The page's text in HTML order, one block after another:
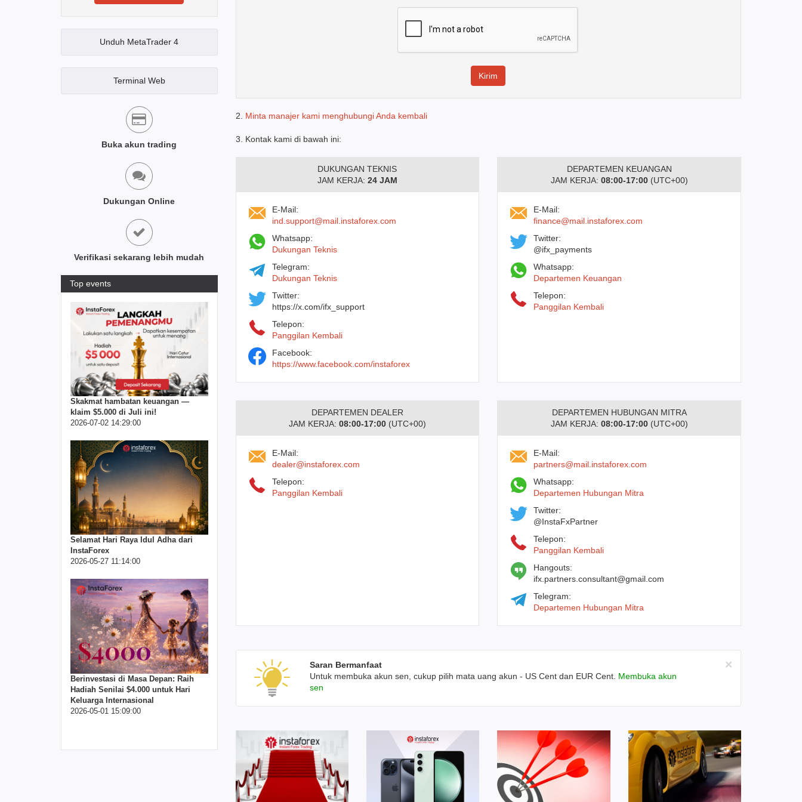
Unduh MetaTrader 4
Terminal Web
Buka akun trading
Dukungan Online
Verifikasi sekarang lebih mudah
Top events
Skakmat hambatan keuangan —
klaim $5.000 di Juli ini!
2026-07-02 14:29:00
Selamat Hari Raya Idul Adha dari
InstaForex
2026-05-27 11:14:00
Berinvestasi di Masa Depan: Raih
Hadiah Senilai $4.000 untuk Hari
Keluarga Internasional
2026-05-01 15:09:00
2. Minta manajer kami menghubungi Anda kembali
3. Kontak kami di bawah ini:
DUKUNGAN TEKNIS
JAM KERJA: 24 JAM
E-Mail:
ind.support@mail.instaforex.com
Whatsapp:
Dukungan Teknis
Telegram:
Dukungan Teknis
Twitter:
https://x.com/ifx_support
Telepon:
Panggilan Kembali
Facebook:
https://www.facebook.com/instaforex
DEPARTEMEN KEUANGAN
JAM KERJA: 08:00-17:00(UTC+00)
E-Mail:
finance@mail.instaforex.com
Twitter:
@ifx_payments
Whatsapp:
Departemen Keuangan
Telepon:
Panggilan Kembali
DEPARTEMEN DEALER
JAM KERJA: 08:00-17:00(UTC+00)
E-Mail:
dealer@instaforex.com
Telepon:
Panggilan Kembali
DEPARTEMEN HUBUNGAN MITRA
JAM KERJA: 08:00-17:00(UTC+00)
E-Mail:
partners@mail.instaforex.com
Whatsapp:
Departemen Hubungan Mitra
Twitter:
@InstaFxPartner
Telepon:
Panggilan Kembali
Hangouts:
ifx.partners.consultant@gmail.com
Telegram:
Departemen Hubungan Mitra
Saran Bermanfaat
Untuk membuka akun sen, cukup pilih mata uang akun - US Cent dan EUR Cent. Membuka akun
sen
×